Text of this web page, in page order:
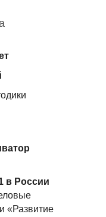
в России
«Развитие